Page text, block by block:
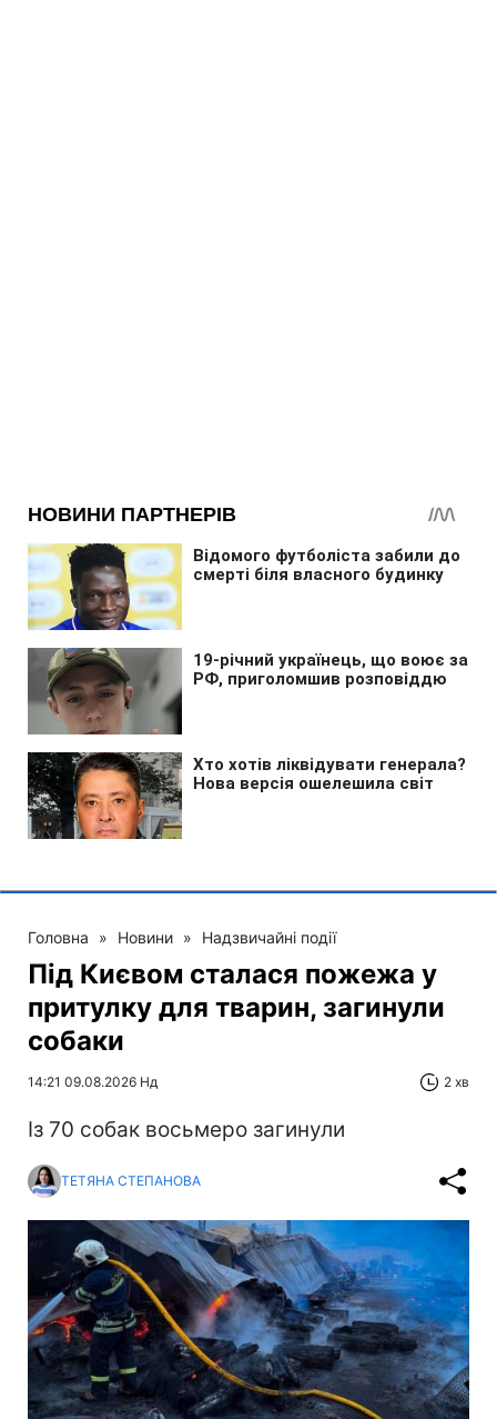
Головна » Новини » Надзвичайні події
Під Києвом сталася пожежа у
притулку для тварин, загинули
собаки
14:21 09.08.2026 Нд 2 хв
Із 70 собак восьмеро загинули
ТЕТЯНА СТЕПАНОВА